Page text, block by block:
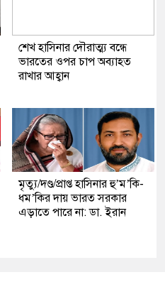
শেখ হাসিনার দৌরাত্ম্য বন্ধে
ভারতের ওপর চাপ অব্যাহত
রাখার আহ্বান
মৃত্যু/দণ্ড/প্রাপ্ত হাসিনার হু’ম’কি-
ধম’কির দায় ভারত সরকার
এড়াতে পারে না: ডা. ইরান